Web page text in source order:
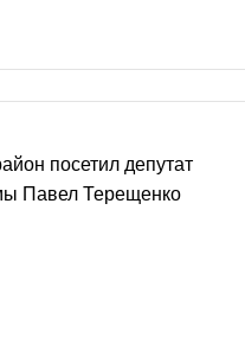
посетил депутат
Павел Терещенко